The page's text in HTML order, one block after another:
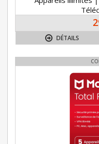
DÉTAILS